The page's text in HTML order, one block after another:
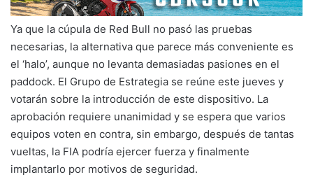
Ya que la cúpula de Red Bull no pasó las pruebas
necesarias, la alternativa que parece más conveniente es
el ‘halo’, aunque no levanta demasiadas pasiones en el
paddock. El Grupo de Estrategia se reúne este jueves y
votarán sobre la introducción de este dispositivo. La
aprobación requiere unanimidad y se espera que varios
equipos voten en contra, sin embargo, después de tantas
vueltas, la FIA podría ejercer fuerza y finalmente
implantarlo por motivos de seguridad.